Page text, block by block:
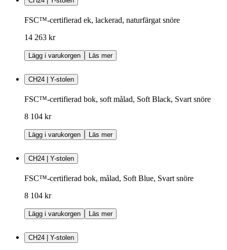
FSC™-certifierad ek, lackerad, naturfärgat snöre
14 263 kr
Lägg i varukorgen Läs mer
CH24 | Y-stolen
FSC™-certifierad bok, soft målad, Soft Black, Svart snöre
8 104 kr
Lägg i varukorgen Läs mer
CH24 | Y-stolen
FSC™-certifierad bok, målad, Soft Blue, Svart snöre
8 104 kr
Lägg i varukorgen Läs mer
CH24 | Y-stolen